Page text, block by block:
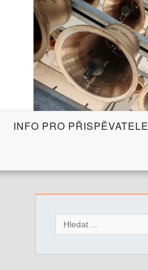
INFO PRO PŘISPĚVATELE
y
h